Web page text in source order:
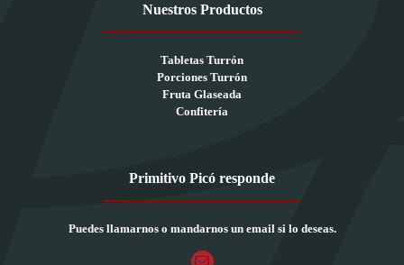
Nuestros Productos
Tabletas Turrón
Porciones Turrón
Fruta Glaseada
Confitería
Primitivo Picó responde
Puedes llamarnos o mandarnos un email si lo deseas.